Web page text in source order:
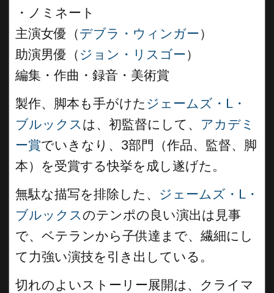
・ノミネート
主演女優（デブラ・ウィンガー）
助演男優（ ジョン・リスゴー）
編集・作曲・録音・美術賞
製作、脚本も手がけた ジェームズ・L・
ブルックス は、初監督にして、 アカデミ
ー賞でいきなり、3部門（作品、監督、脚
本）を受賞する快挙を成し遂げた。
無駄な描写を排除した、 ジェームズ・L・
ブルックスのテンポの良い演出は見事
で、ベテランから子供達まで、繊細にし
て力強い演技を引き出している。
切れのよいストーリー展開は、クライマ